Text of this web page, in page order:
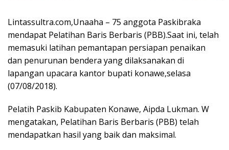
Lintassultra.com,Unaaha – 75 anggota Paskibraka
mendapat Pelatihan Baris Berbaris (PBB).Saat ini, telah
memasuki latihan pemantapan persiapan penaikan
dan penurunan bendera yang dilaksanakan di
lapangan upacara kantor bupati konawe,selasa
(07/08/2018).
Pelatih Paskib Kabupaten Konawe, Aipda Lukman. W
mengatakan, Pelatihan Baris Berbaris (PBB) telah
mendapatkan hasil yang baik dan maksimal.